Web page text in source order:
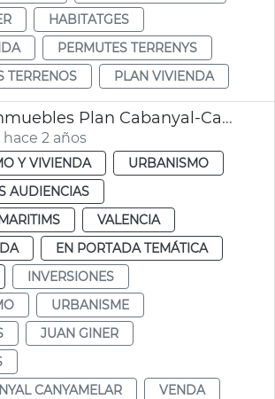
HABITATGES
PERMUTES TERRENYS
TERRENOS
PLAN VIVIENDA
Venta 15 inmuebles Plan Cabanyal-Canyamelar
2 años
Y VIVIENDA
URBANISMO
AUDIENCIAS
VALENCIA
EN PORTADA TEMÁTICA
INVERSIONES
URBANISME
JUAN GINER
CANYAMELAR
VENDA